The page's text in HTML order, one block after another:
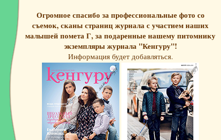
Огромное спасибо за профессиональные фото со
съемок, сканы страниц журнала с участием наших
малышей помета Г, за подаренные нашему питомнику
экземпляры журнала "Кенгуру"!
Информация будет добавляться.